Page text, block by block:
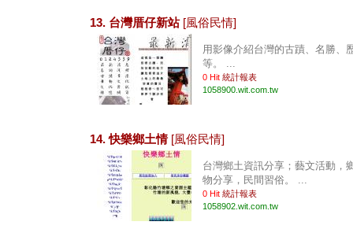
13. 台灣厝仔新站 [風俗民情]
用影像介紹台灣的古蹟、名勝、
等。 ...
0 Hit 統計報表
1058900.wit.com.tw
14. 快樂鄉土情 [風俗民情]
台灣鄉土資訊分享；藝文活動，
物分享，民間習俗。 ...
0 Hit 統計報表
1058902.wit.com.tw